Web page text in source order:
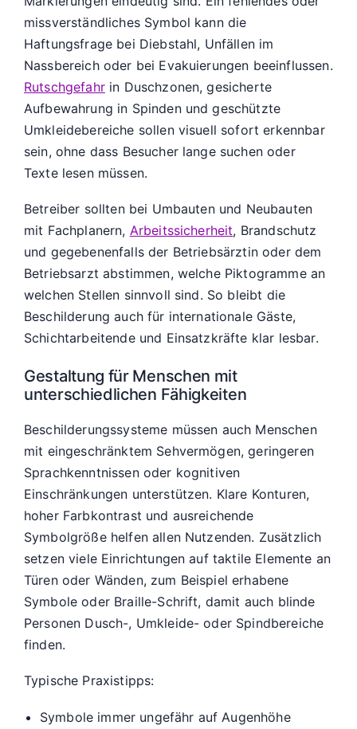
missverständliches Symbol kann die
Haftungsfrage bei Diebstahl, Unfällen im
Nassbereich oder bei Evakuierungen beeinflussen.
Rutschgefahrin Duschzonen, gesicherte
Aufbewahrung in Spinden und geschützte
Umkleidebereiche sollen visuell sofort erkennbar
sein, ohne dass Besucher lange suchen oder
Texte lesen müssen.
Betreiber sollten bei Umbauten und Neubauten
mit Fachplanern, Arbeitssicherheit, Brandschutz
und gegebenenfalls der Betriebsärztin oder dem
Betriebsarzt abstimmen, welche Piktogramme an
welchen Stellen sinnvoll sind. So bleibt die
Beschilderung auch für internationale Gäste,
Schichtarbeitende und Einsatzkräfte klar lesbar.
Gestaltung für Menschen mit
unterschiedlichen Fähigkeiten
Beschilderungssysteme müssen auch Menschen
mit eingeschränktem Sehvermögen, geringeren
Sprachkenntnissen oder kognitiven
Einschränkungen unterstützen. Klare Konturen,
hoher Farbkontrast und ausreichende
Symbolgröße helfen allen Nutzenden. Zusätzlich
setzen viele Einrichtungen auf taktile Elemente an
Türen oder Wänden, zum Beispiel erhabene
Symbole oder Braille-Schrift, damit auch blinde
Personen Dusch-, Umkleide- oder Spindbereiche
finden.
Typische Praxistipps:
Symbole immer ungefähr auf Augenhöhe